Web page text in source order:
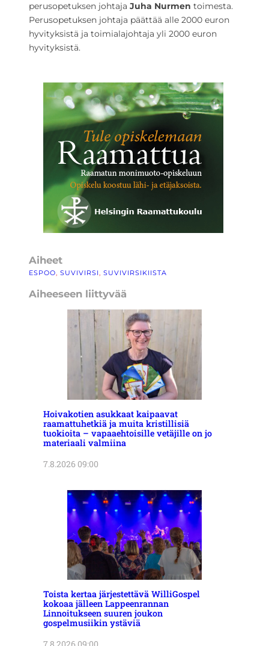
perusopetuksen johtaja Juha Nurmen toimesta.
Perusopetuksen johtaja päättää alle 2000 euron
hyvityksistä ja toimialajohtaja yli 2000 euron
hyvityksistä.
Aiheet
ESPOO, SUVIVIRSI, SUVIVIRSIKIISTA
Aiheeseen liittyvää
Hoivakotien asukkaat kaipaavat
raamattuhetkiä ja muita kristillisiä
tuokioita – vapaaehtoisille vetäjille on jo
materiaali valmiina
7.8.2026 09:00
Toista kertaa järjestettävä WilliGospel
kokoaa jälleen Lappeenrannan
Linnoitukseen suuren joukon
gospelmusiikin ystäviä
7.8.2026 09:00